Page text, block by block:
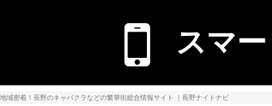
スマ
地域密着！長野のキャバクラなどの繁華街総合情報サイト ｜長野ナイトナビ